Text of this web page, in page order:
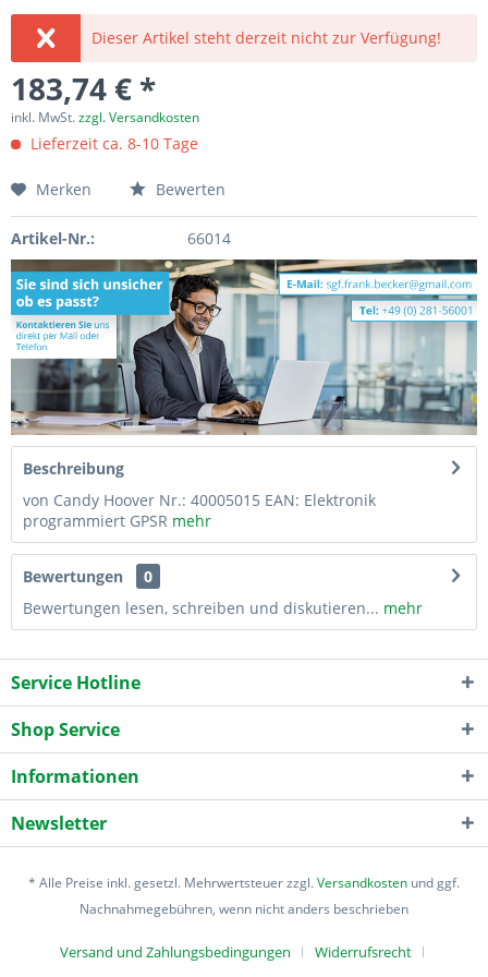
Dieser Artikel steht derzeit nicht zur Verfügung!
183,74 € *
inkl. MwSt.zzgl. Versandkosten
Lieferzeit ca. 8-10 Tage
Merken Bewerten
Artikel-Nr.: 66014
Beschreibung
von Candy Hoover Nr.: 40005015 EAN: Elektronik
programmiert GPSR mehr
Bewertungen
0
Bewertungen lesen, schreiben und diskutieren... mehr
Service Hotline
Shop Service
Informationen
Newsletter
* Alle Preise inkl. gesetzl. Mehrwertsteuer zzgl.Versandkosten und ggf.
Nachnahmegebühren, wenn nicht anders beschrieben
Versand und Zahlungsbedingungen Widerrufsrecht